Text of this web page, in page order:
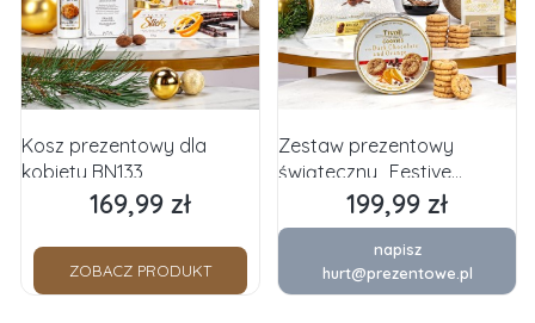
Kosz prezentowy dla
kobiety BN133
Cena
169,99 zł
ZOBACZ PRODUKT
Zestaw prezentowy
świąteczny „Festive
Chocolate House” pk121
Cena
199,99 zł
napisz
hurt@prezentowe.pl